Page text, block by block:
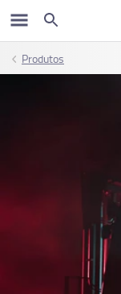
Produtos